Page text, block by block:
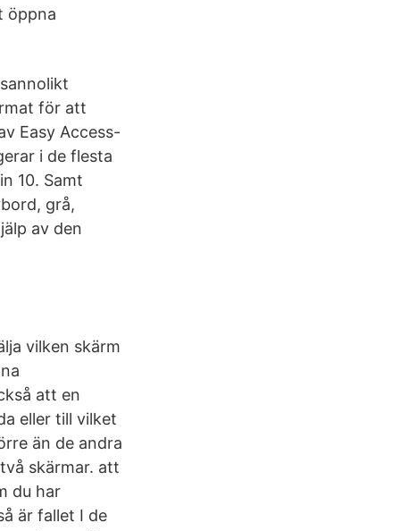
öppna
för att
Easy Access-
i de flesta
10. Samt
grå,
av den
vilken skärm
att en
eller till vilket
än de andra
skärmar. att
du har
är fallet I de